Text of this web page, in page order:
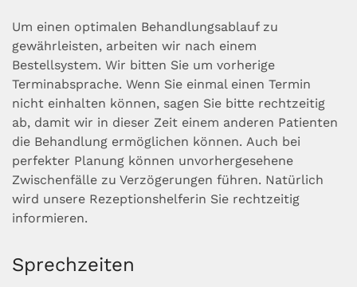
Um einen optimalen Behandlungsablauf zu
gewährleisten, arbeiten wir nach einem
Bestellsystem. Wir bitten Sie um vorherige
Terminabsprache. Wenn Sie einmal einen Termin
nicht einhalten können, sagen Sie bitte rechtzeitig
ab, damit wir in dieser Zeit einem anderen Patienten
die Behandlung ermöglichen können. Auch bei
perfekter Planung können unvorhergesehene
Zwischenfälle zu Verzögerungen führen. Natürlich
wird unsere Rezeptionshelferin Sie rechtzeitig
informieren.
Sprechzeiten